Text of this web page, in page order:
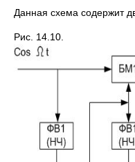
Данная схема содержит
Рис. 14.10.